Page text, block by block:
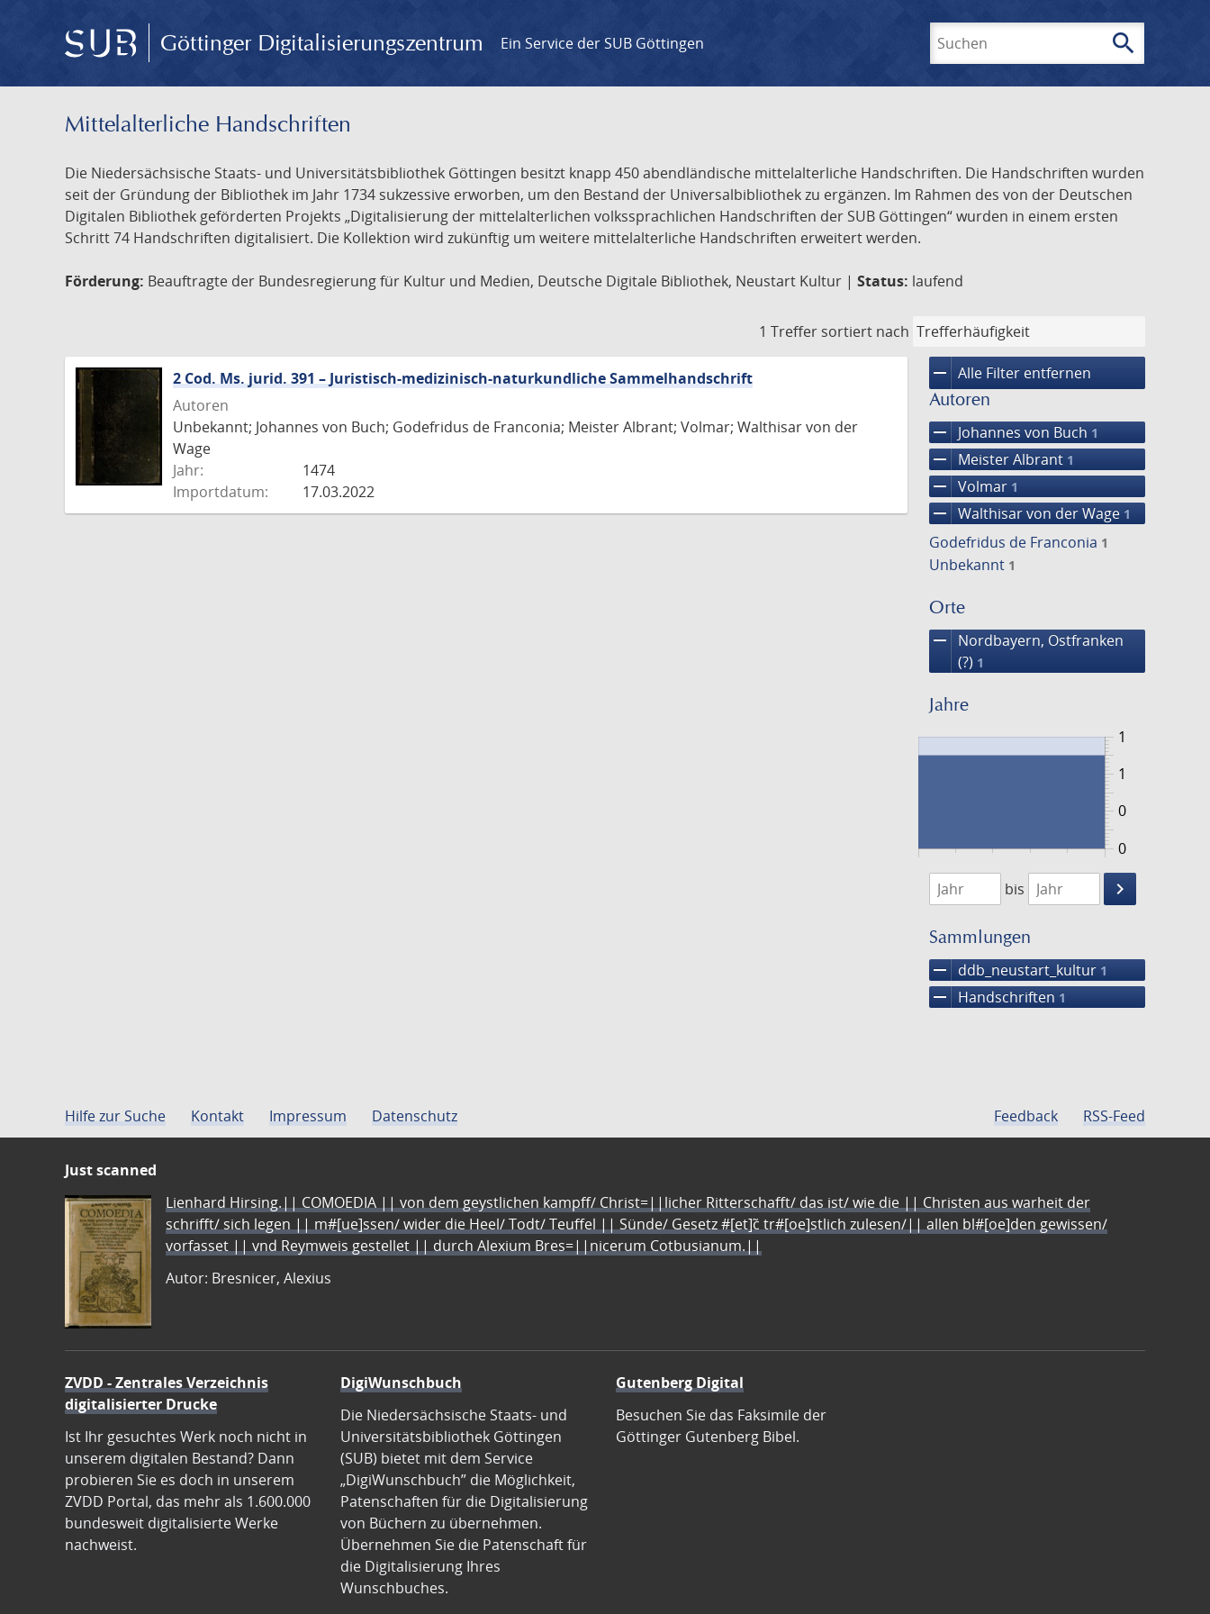
Göttinger Digitalisierungszentrum Ein Service der SUB Göttingen search
Mittelalterliche Handschriften
Die Niedersächsische Staats- und Universitätsbibliothek Göttingen besitzt knapp 450 abendländische mittelalterliche Handschriften. Die Handschriften wurden
seit der Gründung der Bibliothek im Jahr 1734 sukzessive erworben, um den Bestand der Universalbibliothek zu ergänzen. Im Rahmen des von der Deutschen
Digitalen Bibliothek geförderten Projekts „Digitalisierung der mittelalterlichen volkssprachlichen Handschriften der SUB Göttingen“ wurden in einem ersten
Schritt 74 Handschriften digitalisiert. Die Kollektion wird zukünftig um weitere mittelalterliche Handschriften erweitert werden.
Förderung: Beauftragte der Bundesregierung für Kultur und Medien, Deutsche Digitale Bibliothek, Neustart Kultur | Status: laufend
1 Treffer sortiert nach
remove Alle Filter entfernen
Autoren
remove Johannes von Buch 1
remove Meister Albrant 1
remove Volmar 1
remove Walthisar von der Wage 1
Godefridus de Franconia 1
Unbekannt 1
Orte
remove
Nordbayern, Ostfranken
(?) 1
Jahre
0
1
0
1
1474
1475
bis
keyboard_arrow_right
Suche
Sammlungen
remove ddb_neustart_kultur 1
remove Handschriften 1
2 Cod. Ms. jurid. 391 – Juristisch-medizinisch-naturkundliche Sammelhandschrift
Autoren
Unbekannt; Johannes von Buch; Godefridus de Franconia; Meister Albrant; Volmar; Walthisar von der
Wage
Jahr:
1474
Importdatum:
17.03.2022
Hilfe zur Suche Kontakt Impressum Datenschutz Feedback RSS-Feed
Just scanned
Lienhard Hirsing.|| COMOEDIA || von dem geystlichen kampff/ Christ=||licher Ritterschafft/ das ist/ wie die || Christen aus warheit der
schrifft/ sich legen || m#[ue]ssen/ wider die Heel/ Todt/ Teuffel || Sünde/ Gesetz #[et]c̃ tr#[oe]stlich zulesen/|| allen bl#[oe]den gewissen/
vorfasset || vnd Reymweis gestellet || durch Alexium Bres=||nicerum Cotbusianum.||
Autor: Bresnicer, Alexius
ZVDD - Zentrales Verzeichnis
digitalisierter Drucke
Ist Ihr gesuchtes Werk noch nicht in
unserem digitalen Bestand? Dann
probieren Sie es doch in unserem
ZVDD Portal, das mehr als 1.600.000
bundesweit digitalisierte Werke
nachweist.
DigiWunschbuch
Die Niedersächsische Staats- und
Universitätsbibliothek Göttingen
(SUB) bietet mit dem Service
„DigiWunschbuch” die Möglichkeit,
Patenschaften für die Digitalisierung
von Büchern zu übernehmen.
Übernehmen Sie die Patenschaft für
die Digitalisierung Ihres
Wunschbuches.
Gutenberg Digital
Besuchen Sie das Faksimile der
Göttinger Gutenberg Bibel.